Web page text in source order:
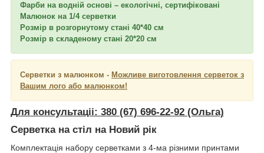
Фарби на водній основі – екологічні, сертифіковані
Малюнок на 1/4 серветки
Розмір в розгорнутому стані 40*40 см
Розмір в складеному стані 20*20 см
Серветки з малюнком - Можливе виготовлення серветок з
Вашим лого або малюнком!
Для консультаціі: 380 (67) 696-22-92 (Ольга)
Серветка на стіл на Новий рік
Комплектація набору серветками з 4-ма різними принтами